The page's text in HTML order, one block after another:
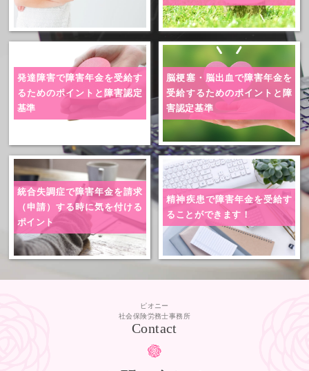
発達障害で障害年金を受給す
る ためのポイントと障害認定
基準
脳梗塞・脳出血で障害年金を
受給するためのポイントと障
害認定基準
統合失調症で障害年金を請求
（申請）する時に気を付ける
ポイント
精神疾患で障害年金を受給す
ることができます！
ピオニー
社会保険労務士事務所
Contact